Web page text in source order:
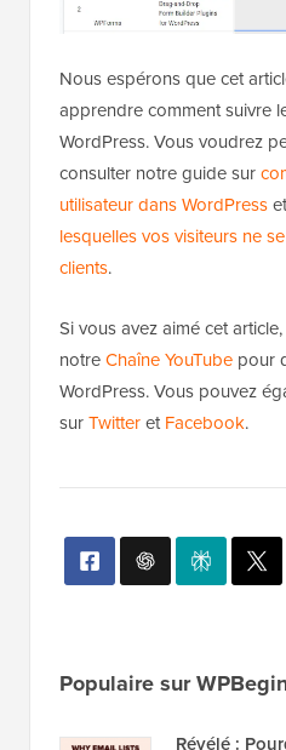
Nous espérons que cet
apprendre comment suivre
WordPress. Vous voudrez
consulter notre guide sur
lesquelles vos visiteurs ne
clients .
Si vous avez aimé cet